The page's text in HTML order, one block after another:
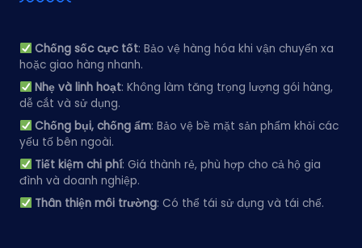
Chống sốc cực tốt: Bảo vệ hàng hóa khi vận chuyển xa
hoặc giao hàng nhanh.
Nhẹ và linh hoạt: Không làm tăng trọng lượng gói hàng,
dễ cắt và sử dụng.
Chống bụi, chống ẩm: Bảo vệ bề mặt sản phẩm khỏi các
yếu tố bên ngoài.
Tiết kiệm chi phí: Giá thành rẻ, phù hợp cho cả hộ gia
đình và doanh nghiệp.
Thân thiện môi trường: Có thể tái sử dụng và tái chế.